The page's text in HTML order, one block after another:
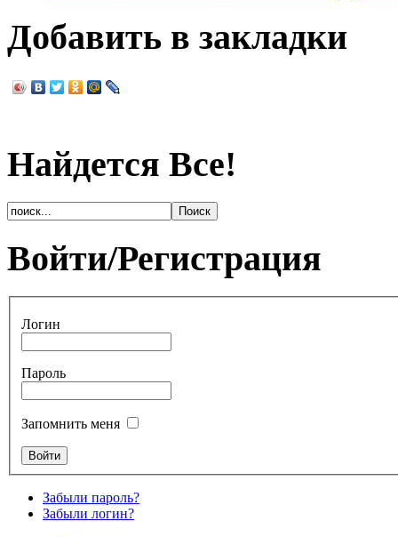
Добавить в закладки
Найдется Все!
Войти/Регистрация
Логин
Пароль
Запомнить меня
Забыли пароль?
Забыли логин?